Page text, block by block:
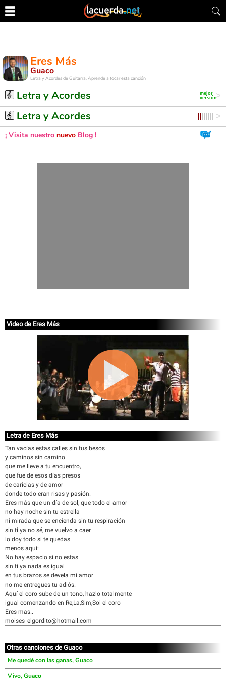
Eres Más
Guaco
Letra y Acordes de Guitarra. Aprende a tocar esta canción
Letra y Acordes
Letra y Acordes
¡ Visita nuestro nuevo Blog !
Video de Eres Más
Letra de Eres Más
Tan vacías estas calles sin tus besos
y caminos sin camino
que me lleve a tu encuentro,
que fue de esos días presos
de caricias y de amor
donde todo eran risas y pasión.
Eres más que un día de sol, que todo el amor
no hay noche sin tu estrella
ni mirada que se encienda sin tu respiración
sin ti ya no sé, me vuelvo a caer
lo doy todo si te quedas
menos aquí:
No hay espacio si no estas
sin ti ya nada es igual
en tus brazos se devela mi amor
no me entregues tu adiós.
Aquí el coro sube de un tono, hazlo totalmente
igual comenzando en Re,La,Sim,Sol el coro
Eres mas..
moises_elgordito@hotmail.com
Otras canciones de Guaco
Me quedé con las ganas, Guaco
Vivo, Guaco